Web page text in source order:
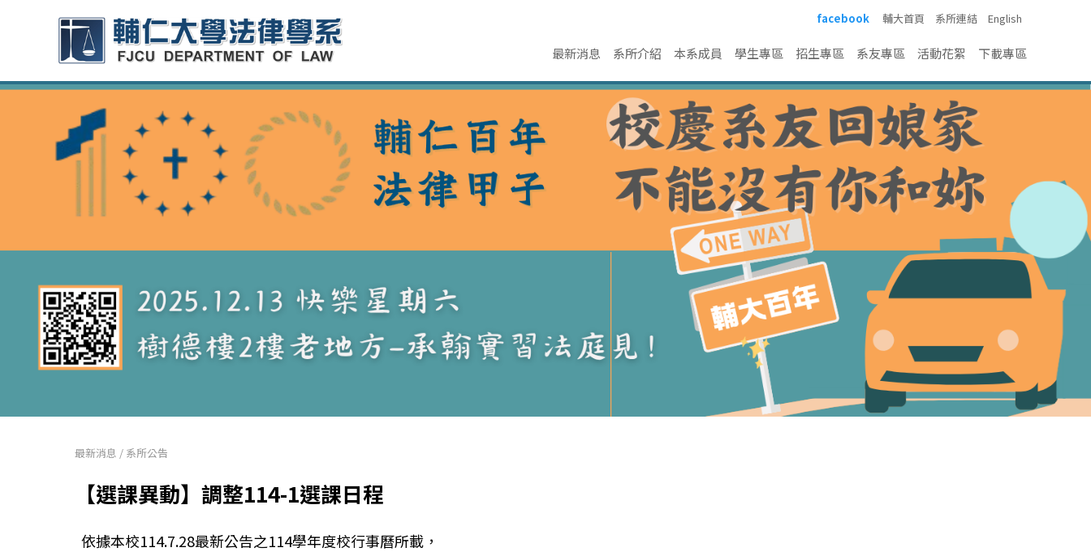
facebook 輔大首頁 系所連結 English
最新消息 系所介紹 本系成員 學生專區 招生專區 系友專區 活動花絮 下載專區
最新消息 / 系所公告
【選課異動】調整114-1選課日程
依據本校114.7.28最新公告之114學年度校行事曆所載，